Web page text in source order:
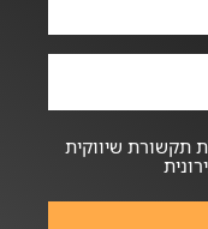
תקשורת שיווקית